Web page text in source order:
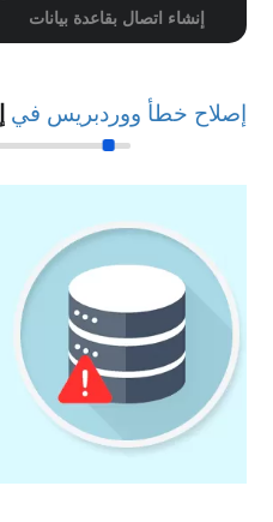
إنشاء اتصال بقاعدة بيانات
إصلاح خطأ ووردبريس في